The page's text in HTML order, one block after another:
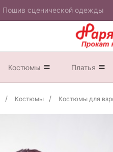
Пошив сценической одежды
Костюмы Платья
Костюмы Костюмы для